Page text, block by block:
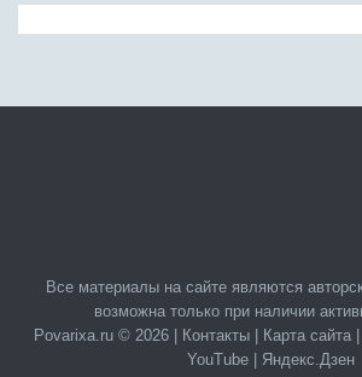
Все материалы на сайте являются
возможна только при наличии
Povarixa.ru © 2026 |
Контакты| Карта сайта|
YouTube| Яндекс.Дзен